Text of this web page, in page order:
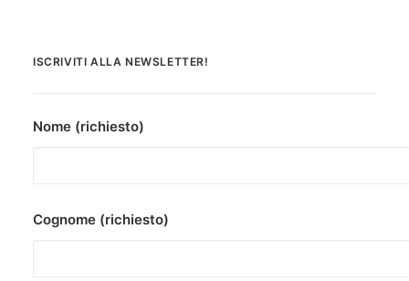
ISCRIVITI ALLA NEWSLETTER!
Nome (richiesto)
Cognome (richiesto)